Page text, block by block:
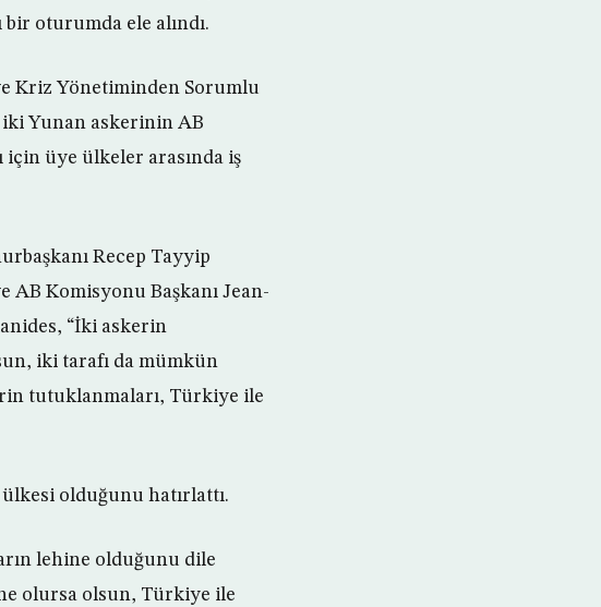
bir oturumda ele alındı.
Kriz Yönetiminden Sorumlu
Yunan askerinin AB
için üye ülkeler arasında iş
Recep Tayyip
AB Komisyonu Başkanı Jean-
“İki askerin
iki tarafı da mümkün
tutuklanmaları, Türkiye ile
olduğunu hatırlattı.
lehine olduğunu dile
olursa olsun, Türkiye ile